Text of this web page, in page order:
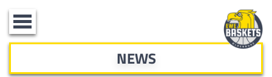
Toggle
navigation
NEWS